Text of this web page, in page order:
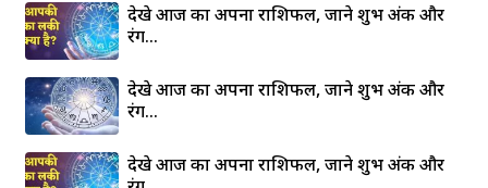
देखे आज का अपना राशिफल, जाने शुभ अंक और
रंग…
देखे आज का अपना राशिफल, जाने शुभ अंक और
रंग…
देखे आज का अपना राशिफल, जाने शुभ अंक और